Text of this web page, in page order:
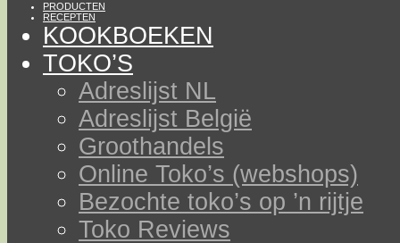
PRODUCTEN
RECEPTEN
KOOKBOEKEN
TOKO’S
Adreslijst NL
Adreslijst België
Groothandels
Online Toko’s (webshops)
Bezochte toko’s op ’n rijtje
Toko Reviews